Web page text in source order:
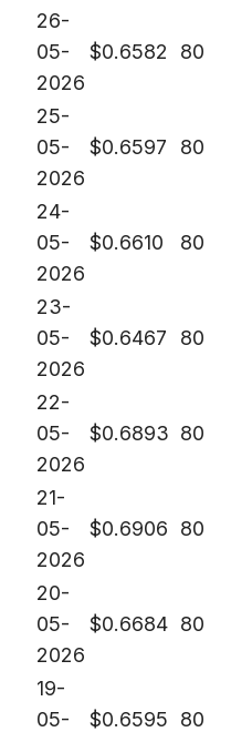
26-
05-
2026
$0.6582 80
25-
05-
2026
$0.6597 80
24-
05-
2026
$0.6610 80
23-
05-
2026
$0.6467 80
22-
05-
2026
$0.6893 80
21-
05-
2026
$0.6906 80
20-
05-
2026
$0.6684 80
19-
05-
$0.6595 80